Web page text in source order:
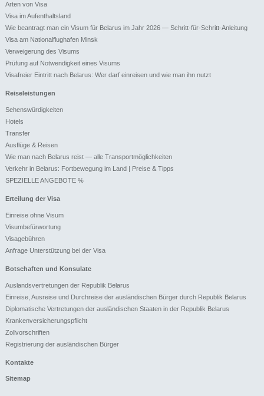
Arten von Visa
Visa im Aufenthaltsland
Wie beantragt man ein Visum für Belarus im Jahr 2026 — Schritt-für-Schritt-Anleitung
Visa am Nationalflughafen Minsk
Verweigerung des Visums
Prüfung auf Notwendigkeit eines Visums
Visafreier Eintritt nach Belarus: Wer darf einreisen und wie man ihn nutzt
Reiseleistungen
Sehenswürdigkeiten
Hotels
Transfer
Ausflüge & Reisen
Wie man nach Belarus reist — alle Transportmöglichkeiten
Verkehr in Belarus: Fortbewegung im Land | Preise & Tipps
SPEZIELLE ANGEBOTE %
Erteilung der Visa
Einreise ohne Visum
Visumbefürwortung
Visagebühren
Anfrage Unterstützung bei der Visa
Botschaften und Konsulate
Auslandsvertretungen der Republik Belarus
Einreise, Ausreise und Durchreise der ausländischen Bürger durch Republik Belarus
Diplomatische Vertretungen der ausländischen Staaten in der Republik Belarus
Krankenversicherungspflicht
Zollvorschriften
Registrierung der ausländischen Bürger
Kontakte
Sitemap